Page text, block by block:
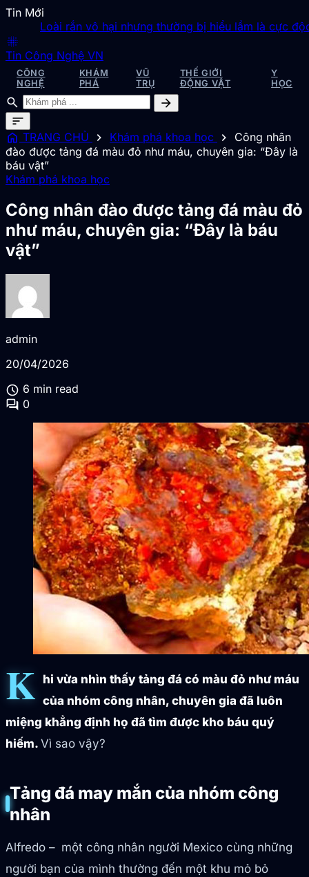
Tin Mới
Loài rắn vô hại nhưng thường bị hiểu lầm là cực độc tại
blur_on
Tin Công Nghệ VN
CÔNG
NGHỆ
KHÁM
PHÁ
VŨ
TRỤ
THẾ GIỚI
ĐỘNG VẬT
Y
HỌC
search
arrow_forward
sort
home TRANG CHỦ chevron_right Khám phá khoa học chevron_right
Công nhân
đào được tảng đá màu đỏ như máu, chuyên gia: “Đây là
báu vật”
Khám phá khoa học
Công nhân đào được tảng đá màu đỏ
như máu, chuyên gia: “Đây là báu
vật”
admin
20/04/2026
schedule 6 min read
forum 0
K hi vừa nhìn thấy tảng đá có màu đỏ như máu
của nhóm công nhân, chuyên gia đã luôn
miệng khẳng định họ đã tìm được kho báu quý
hiếm. Vì sao vậy?
Tảng đá may mắn của nhóm công
nhân
Alfredo – một công nhân người Mexico cùng những
người bạn của mình thường đến một khu mỏ bỏ